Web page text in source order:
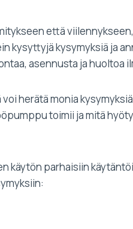
että
kysymyksiä ja
asennusta ja huoltoa
herätä monia
toimii ja mitä
käytön parhaisiin